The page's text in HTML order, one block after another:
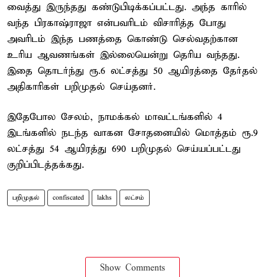
வைத்து இருந்தது கண்டுபிடிக்கப்பட்டது. அந்த காரில்
வந்த பிரகாஷ்ராஜா என்பவரிடம் விசாரித்த போது
அவரிடம் இந்த பணத்தை கொண்டு செல்வதற்கான
உரிய ஆவணங்கள் இல்லையென்று தெரிய வந்தது.
இதை தொடர்ந்து ரூ.6 லட்சத்து 50 ஆயிரத்தை தேர்தல்
அதிகாரிகள் பறிமுதல் செய்தனர்.
இதேபோல சேலம், நாமக்கல் மாவட்டங்களில் 4
இடங்களில் நடந்த வாகன சோதனையில் மொத்தம் ரூ.9
லட்சத்து 54 ஆயிரத்து 690 பறிமுதல் செய்யப்பட்டது
குறிப்பிடத்தக்கது.
பறிமுதல் confiscated lakhs லட்சம்
Show Comments